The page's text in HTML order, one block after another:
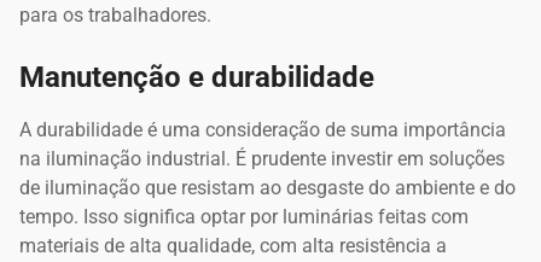
para os trabalhadores.
Manutenção e durabilidade
A durabilidade é uma consideração de suma importância
na iluminação industrial. É prudente investir em soluções
de iluminação que resistam ao desgaste do ambiente e do
tempo. Isso significa optar por luminárias feitas com
materiais de alta qualidade, com alta resistência a